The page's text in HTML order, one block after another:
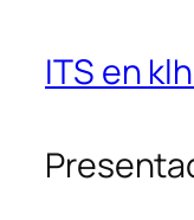
ITS en